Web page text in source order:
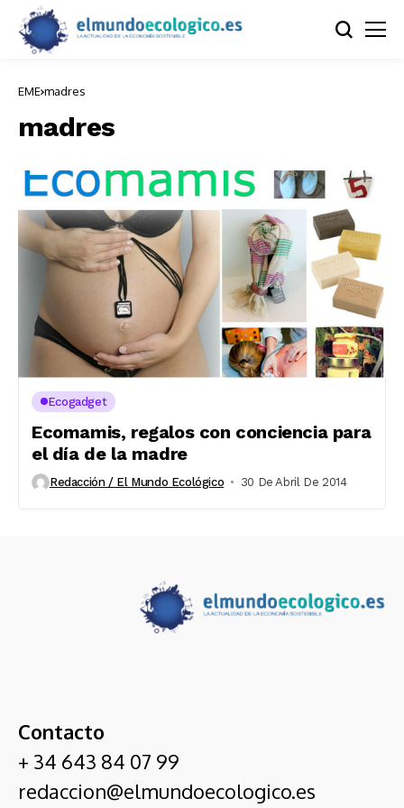
EME madres
madres
Ecogadget
Ecomamis, regalos con conciencia para
el día de la madre
Redacción / El Mundo Ecológico 30 De Abril De 2014
Contacto
+ 34 643 84 07 99
redaccion@elmundoecologico.es